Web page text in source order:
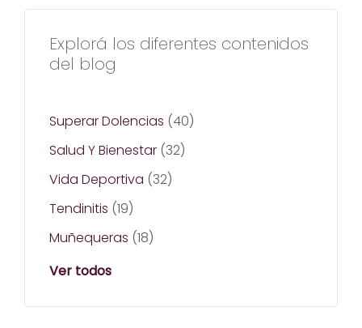
Explorá los diferentes contenidos
del blog
Superar Dolencias (40)
Salud Y Bienestar (32)
Vida Deportiva (32)
Tendinitis (19)
Muñequeras (18)
Ver todos